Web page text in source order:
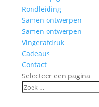
Rondleiding
Samen ontwerpen
Samen ontwerpen
Vingerafdruk
Cadeaus
Contact
Selecteer een pagina